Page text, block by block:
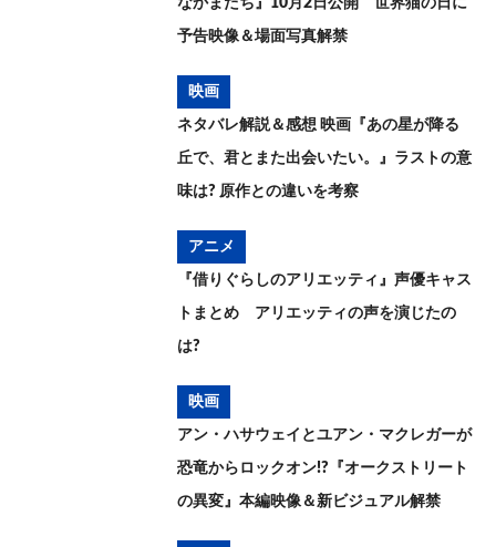
なかまたち』10月2日公開 世界猫の日に
予告映像＆場面写真解禁
映画
ネタバレ解説＆感想 映画『あの星が降る
丘で、君とまた出会いたい。』ラストの意
味は? 原作との違いを考察
アニメ
『借りぐらしのアリエッティ』声優キャス
トまとめ アリエッティの声を演じたの
は?
映画
アン・ハサウェイとユアン・マクレガーが
恐竜からロックオン!?『オークストリート
の異変』本編映像＆新ビジュアル解禁